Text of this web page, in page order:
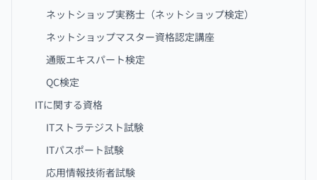
ネットショップ実務士（ネットショップ検定）
ネットショップマスター資格認定講座
通販エキスパート検定
QC検定
ITに関する資格
ITストラテジスト試験
ITパスポート試験
応用情報技術者試験